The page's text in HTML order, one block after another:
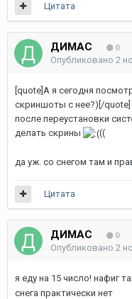
Цитата
ДИМАС 0
Опубликовано 2
[quote]А я сегодня
скриншоты с нее?)[/quote]
после переустановки
делать скрины
((
да уж. со снегом там и
Цитата
ДИМАС 0
Опубликовано 2
я еду на 15 число! нафиг
снега практически нет